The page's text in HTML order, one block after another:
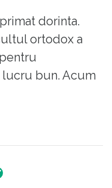
dorinta.
ortodox a
lucru bun. Acum
sa
la lucru.
fanatic la clasa?
sa isi faca